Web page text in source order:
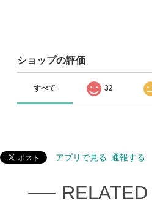
ショップの評価
すべて 32
アプリで見る 通報する